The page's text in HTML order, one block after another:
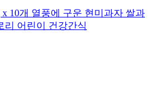
10개 열풍에 구운 현미과자 쌀과
리 어린이 건강간식